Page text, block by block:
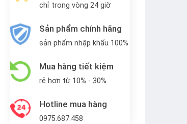
chỉ trong vòng 24 giờ
Sản phẩm chính hãng
sản phẩm nhập khẩu 100%
Mua hàng tiết kiệm
rẻ hơn từ 10% - 30%
Hotline mua hàng
0975.687.458